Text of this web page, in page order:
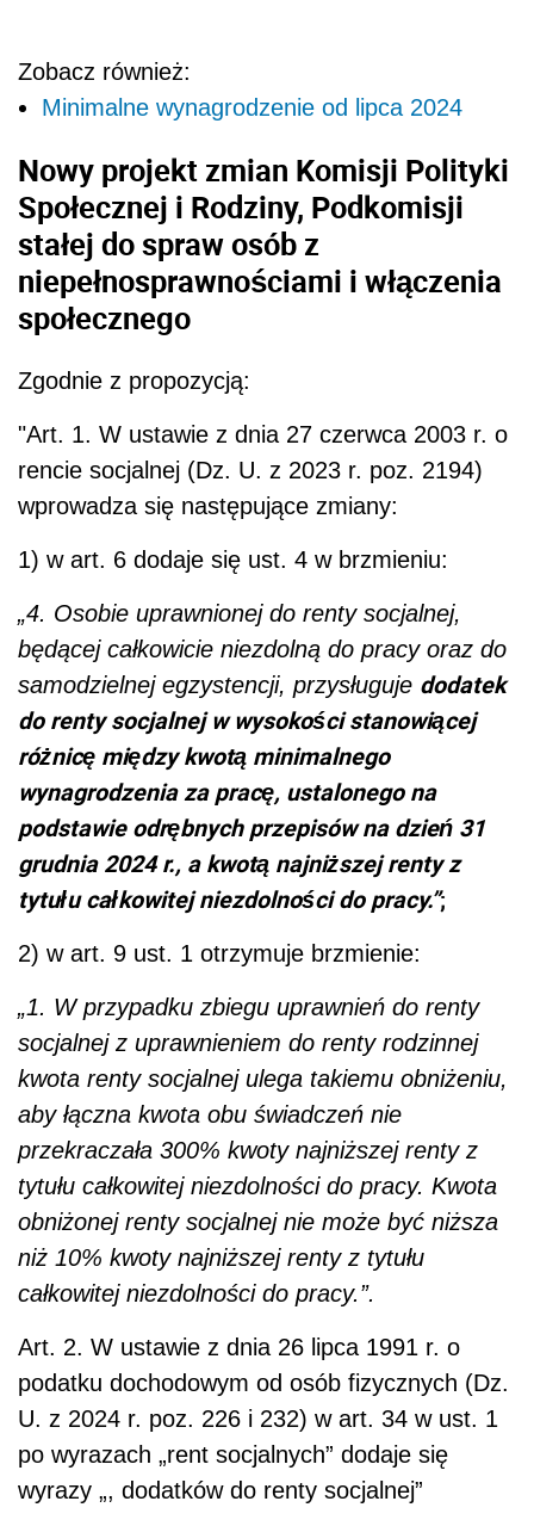
Zobacz również:
Minimalne wynagrodzenie od lipca 2024
Nowy projekt zmian Komisji Polityki
Społecznej i Rodziny, Podkomisji
stałej do spraw osób z
niepełnosprawnościami i włączenia
społecznego
Zgodnie z propozycją:
"Art. 1. W ustawie z dnia 27 czerwca 2003 r. o
rencie socjalnej (Dz. U. z 2023 r. poz. 2194)
wprowadza się następujące zmiany:
1) w art. 6 dodaje się ust. 4 w brzmieniu:
„4. Osobie uprawnionej do renty socjalnej,
będącej całkowicie niezdolną do pracy oraz do
samodzielnej egzystencji, przysługuje dodatek
do renty socjalnej w wysokości stanowiącej
różnicę między kwotą minimalnego
wynagrodzenia za pracę, ustalonego na
podstawie odrębnych przepisów na dzień 31
grudnia 2024 r., a kwotą najniższej renty z
tytułu całkowitej niezdolności do pracy.”;
2) w art. 9 ust. 1 otrzymuje brzmienie:
„1. W przypadku zbiegu uprawnień do renty
socjalnej z uprawnieniem do renty rodzinnej
kwota renty socjalnej ulega takiemu obniżeniu,
aby łączna kwota obu świadczeń nie
przekraczała 300% kwoty najniższej renty z
tytułu całkowitej niezdolności do pracy. Kwota
obniżonej renty socjalnej nie może być niższa
niż 10% kwoty najniższej renty z tytułu
całkowitej niezdolności do pracy.”.
Art. 2. W ustawie z dnia 26 lipca 1991 r. o
podatku dochodowym od osób fizycznych (Dz.
U. z 2024 r. poz. 226 i 232) w art. 34 w ust. 1
po wyrazach „rent socjalnych” dodaje się
wyrazy „, dodatków do renty socjalnej”